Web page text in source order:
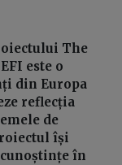
The
este o
din Europa
reflecția
de
își
în